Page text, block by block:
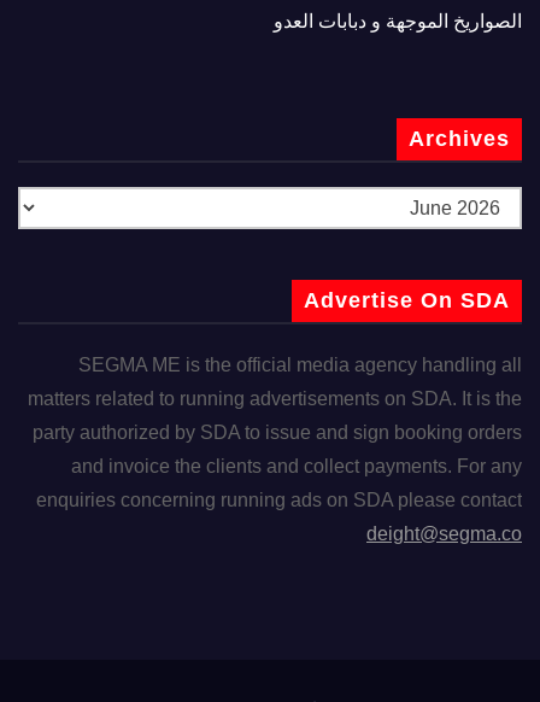
الصواريخ الموجهة و دبابات العدو
Archives
Advertise On SDA
SEGMA ME is the official media agency handling all
matters related to running advertisements on SDA. It is the
party authorized by SDA to issue and sign booking orders
and invoice the clients and collect payments. For any
enquiries concerning running ads on SDA please contact
deight@segma.co